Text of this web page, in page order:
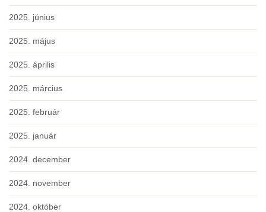
2025. június
2025. május
2025. április
2025. március
2025. február
2025. január
2024. december
2024. november
2024. október